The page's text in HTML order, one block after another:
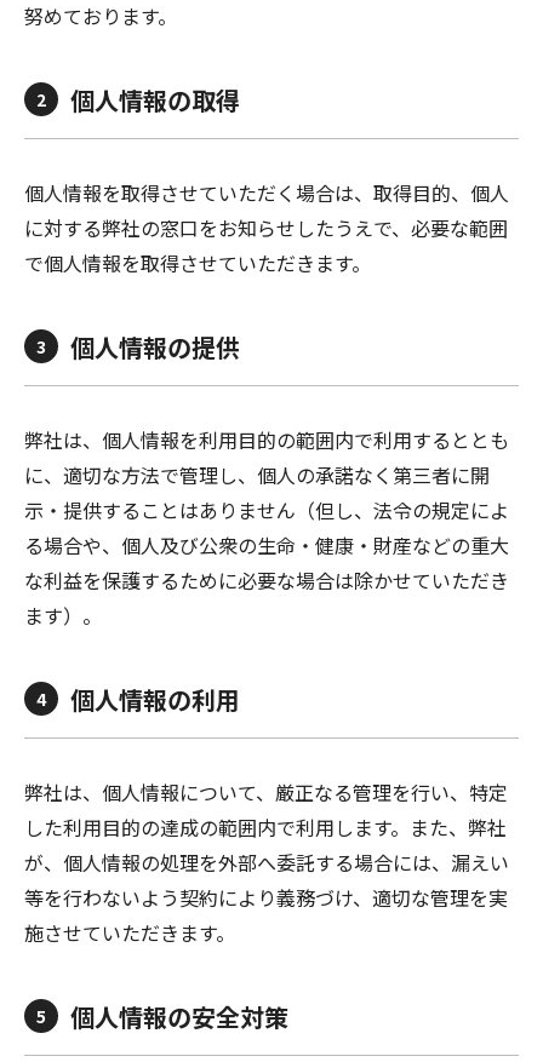
努めております。
2 個人情報の取得
個人情報を取得させていただく場合は、取得目的、個人
に対する弊社の窓口をお知らせしたうえで、必要な範囲
で個人情報を取得させていただきます。
3 個人情報の提供
弊社は、個人情報を利用目的の範囲内で利用するととも
に、適切な方法で管理し、個人の承諾なく第三者に開
示・提供することはありません（但し、法令の規定によ
る場合や、個人及び公衆の生命・健康・財産などの重大
な利益を保護するために必要な場合は除かせていただき
ます）。
4 個人情報の利用
弊社は、個人情報について、厳正なる管理を行い、特定
した利用目的の達成の範囲内で利用します。また、弊社
が、個人情報の処理を外部へ委託する場合には、漏えい
等を行わないよう契約により義務づけ、適切な管理を実
施させていただきます。
5 個人情報の安全対策